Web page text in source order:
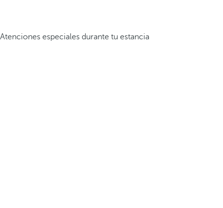
Atenciones especiales durante tu estancia